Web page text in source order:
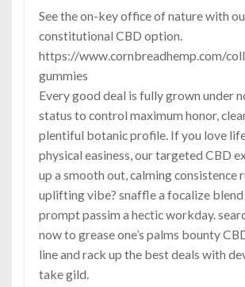
See the on-key office of nature with
constitutional CBD option.
https://www.cornbreadhemp.com/
gummies
Every good deal is fully grown under
status to control maximum honor,
plentiful botanic profile. If you love
physical easiness, our targeted CBD
up a smooth out, calming consistence
uplifting vibe? snaffle a focalize
prompt passim a hectic workday.
now to grease one’s palms bounty
line and rack up the best deals with
take gild.